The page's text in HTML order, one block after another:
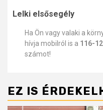
Lelki elsősegély
Ha Ön vagy valaki a
hívja mobilról is a 116-
számot!
EZ IS